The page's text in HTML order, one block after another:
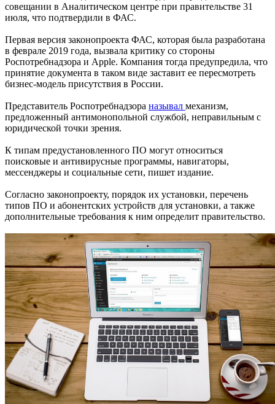
совещании в Аналитическом центре при правительстве 31
июля, что подтвердили в ФАС.
Первая версия законопроекта ФАС, которая была разработана
в феврале 2019 года, вызвала критику со стороны
Роспотребнадзора и Apple. Компания тогда предупредила, что
принятие документа в таком виде заставит ее пересмотреть
бизнес-модель присутствия в России.
Представитель Роспотребнадзора называл механизм,
предложенный антимонопольной службой, неправильным с
юридической точки зрения.
К типам предустановленного ПО могут относиться
поисковые и антивирусные программы, навигаторы,
мессенджеры и социальные сети, пишет издание.
Согласно законопроекту, порядок их установки, перечень
типов ПО и абонентских устройств для установки, а также
дополнительные требования к ним определит правительство.